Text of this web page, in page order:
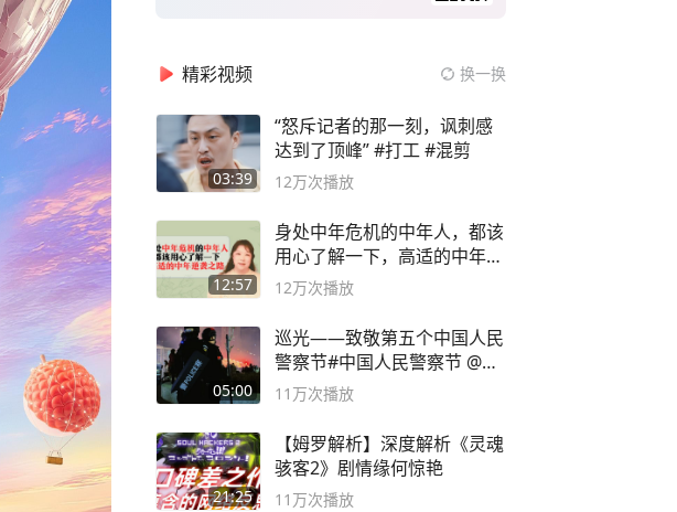
精彩视频 换一换
03:39
“怒斥记者的那一刻，讽刺感
达到了顶峰” #打工 #混剪
12万次播放
12:57
身处中年危机的中年人，都该
用心了解一下，高适的中年逆
袭之路
12万次播放
05:00
巡光——致敬第五个中国人民
警察节#中国人民警察节 @抖
音小助手
11万次播放
21:25
【姆罗解析】深度解析《灵魂
骇客2》剧情缘何惊艳
11万次播放